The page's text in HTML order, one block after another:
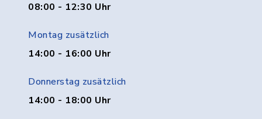
08:00 - 12:30 Uhr
Montag zusätzlich
14:00 - 16:00 Uhr
Donnerstag zusätzlich
14:00 - 18:00 Uhr